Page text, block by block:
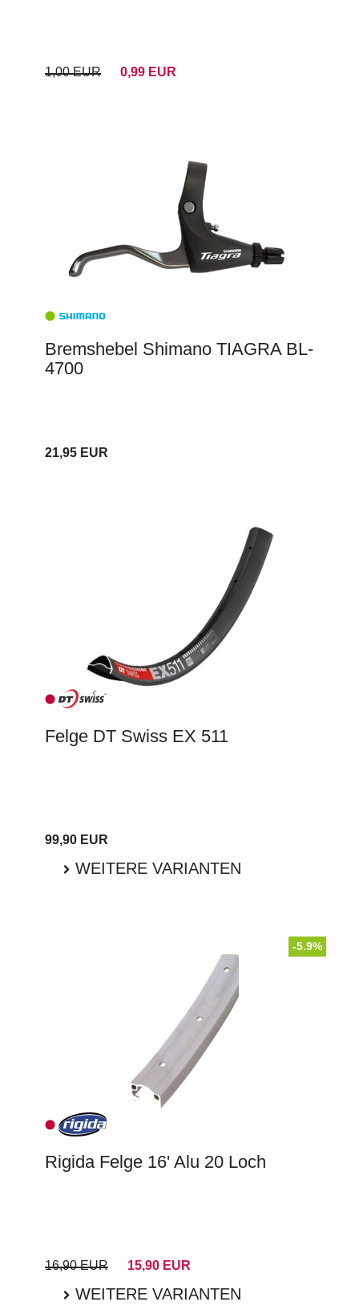
1,00 EUR 0,99 EUR
Bremshebel Shimano TIAGRA BL-
4700
21,95 EUR
Felge DT Swiss EX 511
99,90 EUR
WEITERE VARIANTEN
-5.9%
Rigida Felge 16' Alu 20 Loch
16,90 EUR 15,90 EUR
WEITERE VARIANTEN